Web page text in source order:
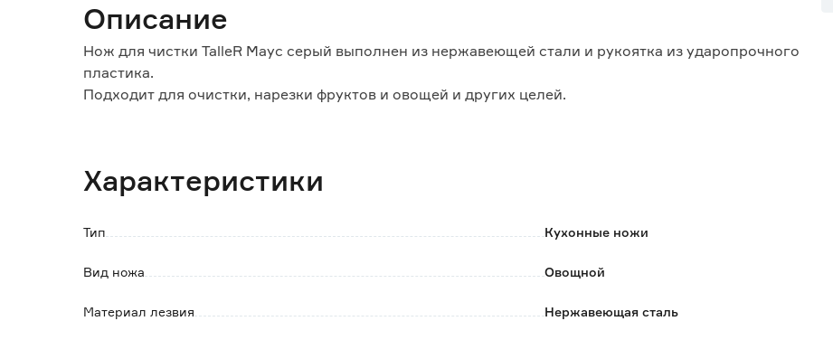
Описание
Нож для чистки TalleR Маус серый выполнен из нержавеющей стали и рукоятка из ударопрочного
пластика.
Подходит для очистки, нарезки фруктов и овощей и других целей.
- удобная рукоять, снижена нагрузка на кисть при длительном использовании;
- долго сохраняет остроту;
Использовать для заточки точильные камни, мусаты, ножеточки.
Характеристики
Тип Кухонные ножи
Вид ножа Овощной
Материал лезвия Нержавеющая сталь